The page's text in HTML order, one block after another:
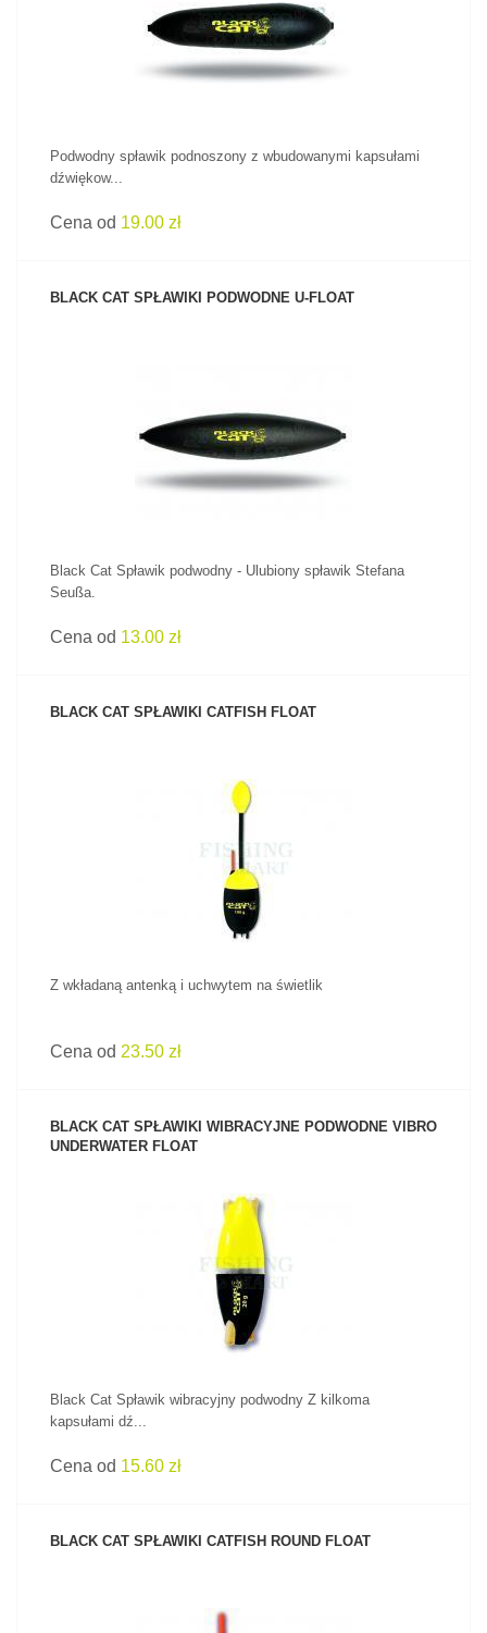
Podwodny spławik podnoszony z wbudowanymi kapsułami
dźwiękow...
Cena od 19.00 zł
BLACK CAT SPŁAWIKI PODWODNE U-FLOAT
Black Cat Spławik podwodny - Ulubiony spławik Stefana
Seußa.
Cena od 13.00 zł
BLACK CAT SPŁAWIKI CATFISH FLOAT
Z wkładaną antenką i uchwytem na świetlik
Cena od 23.50 zł
BLACK CAT SPŁAWIKI WIBRACYJNE PODWODNE VIBRO
UNDERWATER FLOAT
ZOBACZ PRODUKT
Black Cat Spławik wibracyjny podwodny Z kilkoma
kapsułami dź...
Cena od 15.60 zł
BLACK CAT SPŁAWIKI CATFISH ROUND FLOAT